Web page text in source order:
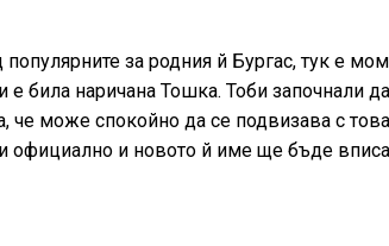
за родния й Бургас, тук е
била наричана Тошка. Тоби започнали
че може спокойно да се подвизава с
официално и новото й име ще бъде